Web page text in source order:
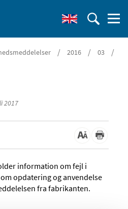
/ 2016 / 03 /
2017
information om fejl i
opdatering og anvendelse
fra fabrikanten.